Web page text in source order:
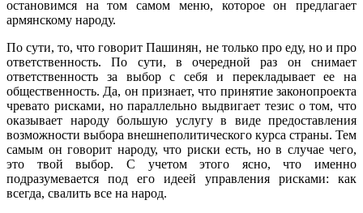
остановимся на том самом меню, которое он предлагает
армянскому народу.
По сути, то, что говорит Пашинян, не только про еду, но и про
ответственность. По сути, в очередной раз он снимает
ответственность за выбор с себя и перекладывает ее на
общественность. Да, он признает, что принятие законопроекта
чревато рисками, но параллельно выдвигает тезис о том, что
оказывает народу большую услугу в виде предоставления
возможности выбора внешнеполитического курса страны. Тем
самым он говорит народу, что риски есть, но в случае чего,
это твой выбор. С учетом этого ясно, что именно
подразумевается под его идеей управления рисками: как
всегда, свалить все на народ.